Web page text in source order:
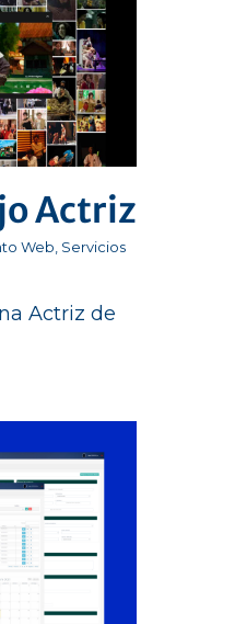
Actriz
Web Servicios
Actriz de